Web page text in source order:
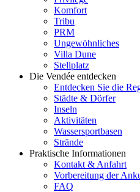
Komfort
Tribu
PRM
Ungewöhnliches
Villa Dune
Stellplatz
Die Vendée entdecken
Entdecken Sie die
Städte & Dörfer
Inseln
Aktivitäten
Wassersportbasen
Strände
Praktische Informationen
Kontakt & Anfahrt
Vorbereitung der
FAQ